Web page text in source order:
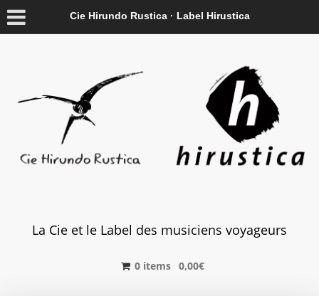
Cie Hirundo Rustica · Label Hirustica
La Cie et le Label des musiciens voyageurs
0 items 0,00€